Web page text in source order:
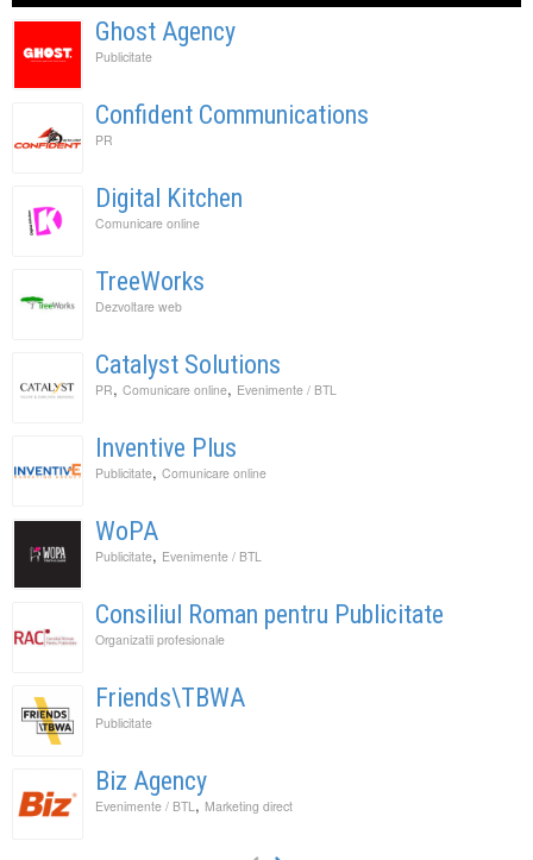
Ghost Agency
Publicitate
Confident Communications
PR
Digital Kitchen
Comunicare online
TreeWorks
Dezvoltare web
Catalyst Solutions
PR, Comunicare online, Evenimente / BTL
Inventive Plus
Publicitate, Comunicare online
WoPA
Publicitate, Evenimente / BTL
Consiliul Roman pentru Publicitate
Organizatii profesionale
Friends\TBWA
Publicitate
Biz Agency
Evenimente / BTL, Marketing direct